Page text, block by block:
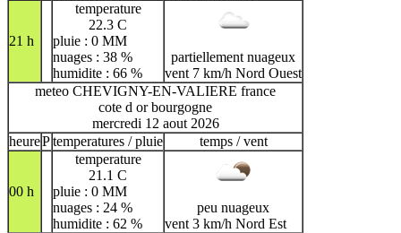
21 h
temperature
22.3 C
pluie : 0 MM
nuages : 38 %
humidite : 66 %
partiellement nuageux
vent 7 km/h Nord Ouest
meteo CHEVIGNY-EN-VALIERE france
cote d or bourgogne
mercredi 12 aout 2026
heurePtemperatures / pluie temps / vent
00 h
temperature
21.1 C
pluie : 0 MM
nuages : 24 %
humidite : 62 %
peu nuageux
vent 3 km/h Nord Est